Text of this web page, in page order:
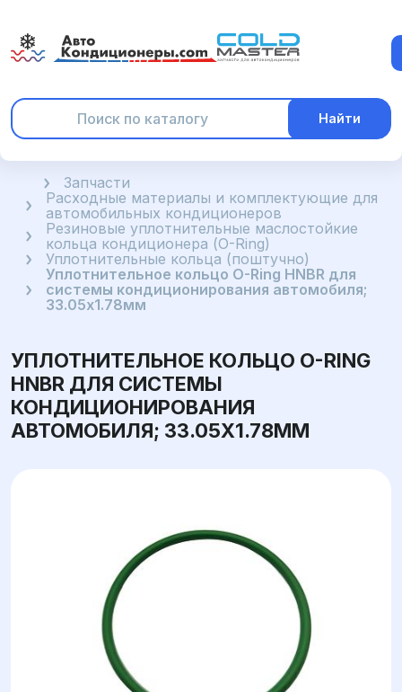
Найти
ГлавнаяЗапчасти
Расходные материалы и комплектующие для
автомобильных кондиционеров
Резиновые уплотнительные маслостойкие
кольца кондиционера (O-Ring)
Уплотнительные кольца (поштучно)
Уплотнительное кольцо O-Ring HNBR для
системы кондиционирования автомобиля;
33.05x1.78мм
УПЛОТНИТЕЛЬНОЕ КОЛЬЦО O-RING
HNBR ДЛЯ СИСТЕМЫ
КОНДИЦИОНИРОВАНИЯ
АВТОМОБИЛЯ; 33.05X1.78ММ